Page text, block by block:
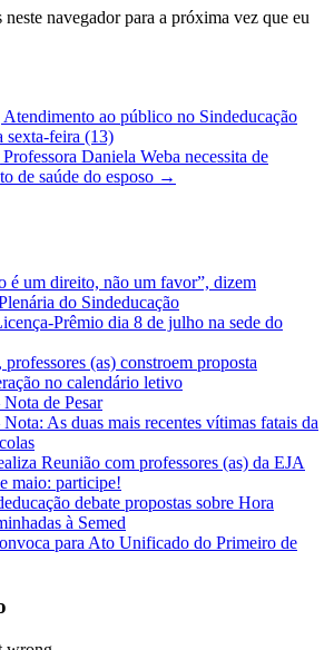
neste navegador para a próxima vez que eu
ao público no Sindeducação
sexta-feira (13)
Daniela Weba necessita de
de saúde do esposo →
é um direito, não um favor”, dizem
do Sindeducação
Prêmio dia 8 de julho na sede do
(as) constroem proposta
no calendário letivo
de Pesar
As duas mais recentes vítimas fatais da
Reunião com professores (as) da EJA
maio: participe!
debate propostas sobre Hora
à Semed
para Ato Unificado do Primeiro de